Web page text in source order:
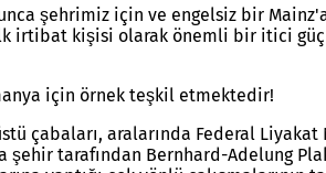
şehrimiz için ve engelsiz bir
irtibat kişisi olarak önemli bir itici
için örnek teşkil etmektedir!
çabaları, aralarında Federal
tarafından Bernhard-Adelung